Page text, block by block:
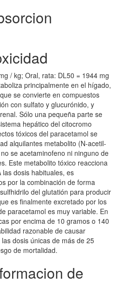
/ kg; Oral, rata: DL50 = 1944 mg
principalmente en el hígado,
se convierte en compuestos
con sulfato y glucurónido, y
Sólo una pequeña parte se
hepático del citocromo
tóxicos del paracetamol se
alquilantes metabolito (N-acetil-
se acetaminofeno ni ninguno de
Este metabolito tóxico reacciona
dosis habituales, es
por la combinación de forma
del glutatión para producir
es finalmente excretado por los
paracetamol es muy variable. En
por encima de 10 gramos o 140
razonable de causar
dosis únicas de más de 25
de mortalidad.
de